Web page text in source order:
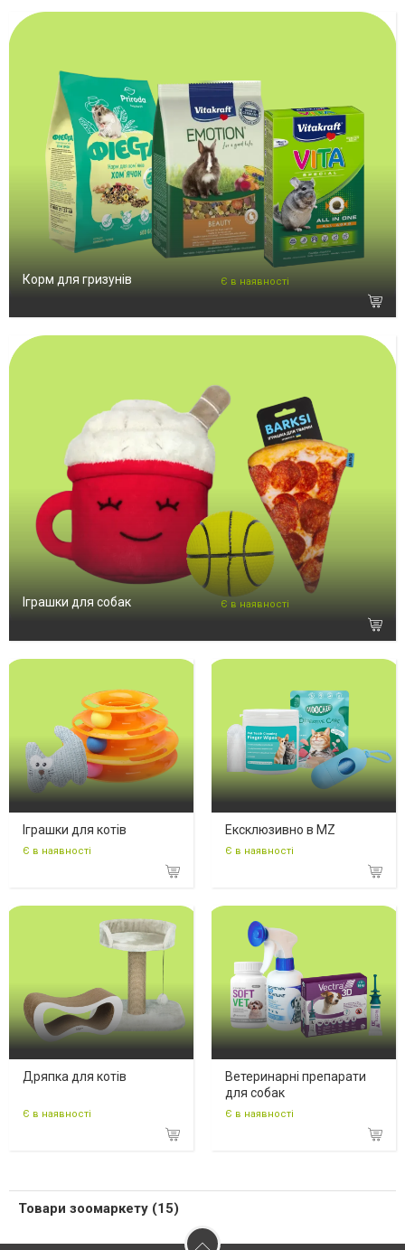
Корм для гризунів Є в наявності
Іграшки для собак Є в наявності
Іграшки для котів
Є в наявності
Ексклюзивно в MZ
Є в наявності
Дряпка для котів
Є в наявності
Ветеринарні препарати
для собак
Є в наявності
Товари зоомаркету (15)